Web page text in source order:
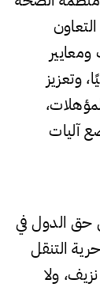
وتعزيز
آليات
حق الدول في
التنقل
ولا